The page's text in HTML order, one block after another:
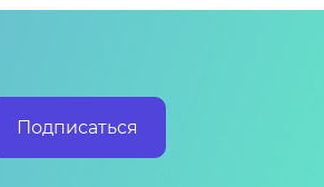
Подписаться